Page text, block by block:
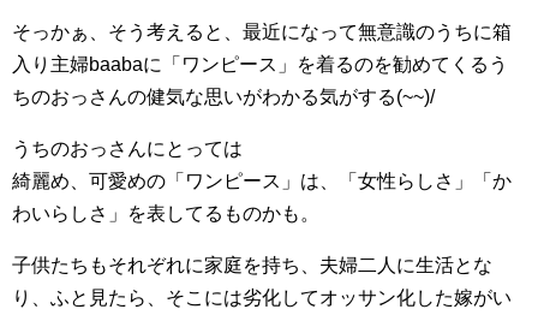
そっかぁ、そう考えると、最近になって無意識のうちに箱
入り主婦baabaに「ワンピース」を着るのを勧めてくるう
ちのおっさんの健気な思いがわかる気がする(~~)/
うちのおっさんにとっては
綺麗め、可愛めの「ワンピース」は、「女性らしさ」「か
わいらしさ」を表してるものかも。
子供たちもそれぞれに家庭を持ち、夫婦二人に生活とな
り、ふと見たら、そこには劣化してオッサン化した嫁がい